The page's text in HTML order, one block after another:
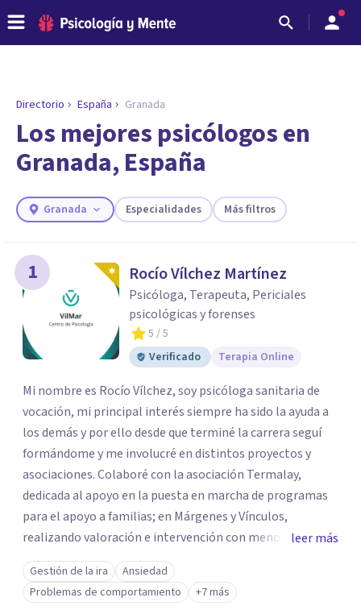
ENCONTRAR MI TERAPEUTA
¿Necesitas ayuda para encontrar el
psicólogo adecuado?
Responde a unas breves preguntas y te ofreceremos
necesidades.
Directorio España Granada
Los mejores psicólogos en
Granada, España
Granada Especialidades Más filtros
1 Rocío Vílchez Martínez
Psicóloga, Terapeuta, Periciales
psicológicas y forenses
5 / 5
Verificado
Terapia Online
Mi nombre es Rocío Vílchez, soy psicóloga sanitaria de
vocación, mi principal interés siempre ha sido la ayuda a
los demás y por ello desde que terminé la carrera seguí
formándome y me involucré en distintos proyectos y
asociaciones. Colaboré con la asociación Termalay,
dedicada al apoyo en la puesta en marcha de programas
para el apoyo a familias; en Márgenes y Vínculos,
realizando valoración e intervención con menores; en el
Centro penitenciario de Alhaurín de la Torre,
colaborando en una investigación para detectar las
semejanzas entre los hombres condenados por violencia
leer más
Gestión de la ira
Ansiedad
Problemas de comportamiento
+7 más